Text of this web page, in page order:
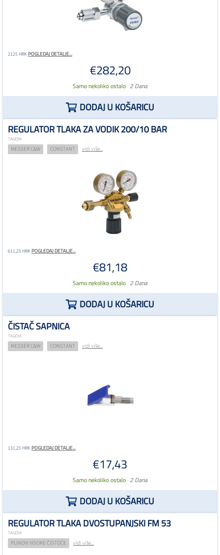
2125 HRKPOGLEDAJ DETALJE...
€282,20
Samo nekoliko ostalo 2 Dana
DODAJ U KOŠARICU
REGULATOR TLAKA ZA VODIK 200/10 BAR
TAGOVI:
MESSER C&W CONSTANT vidi više...
611,25 HRKPOGLEDAJ DETALJE...
€81,18
Samo nekoliko ostalo 2 Dana
DODAJ U KOŠARICU
ČISTAČ SAPNICA
TAGOVI:
MESSER C&W CONSTANT vidi više...
131,25 HRKPOGLEDAJ DETALJE...
€17,43
Samo nekoliko ostalo 2 Dana
DODAJ U KOŠARICU
REGULATOR TLAKA DVOSTUPANJSKI FM 53
TAGOVI:
PLINOVI VISOKE ČISTOĆE vidi više...